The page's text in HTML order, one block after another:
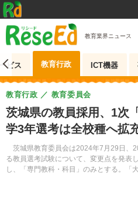
教育業界ニュース
ビス 教育行政 ICT機器
茨城県の教員採用、1次
学3年選考は全校種へ拡
茨城県教育委員会は2024年7月29日、
る教員選考試験について、変更点を発表
し、「専門教科・科目」のみとする。「
教育行政 教育委員会